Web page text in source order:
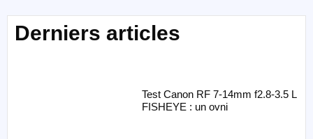
Derniers articles
Test Canon RF 7-14mm f2.8-3.5 L
FISHEYE : un ovni